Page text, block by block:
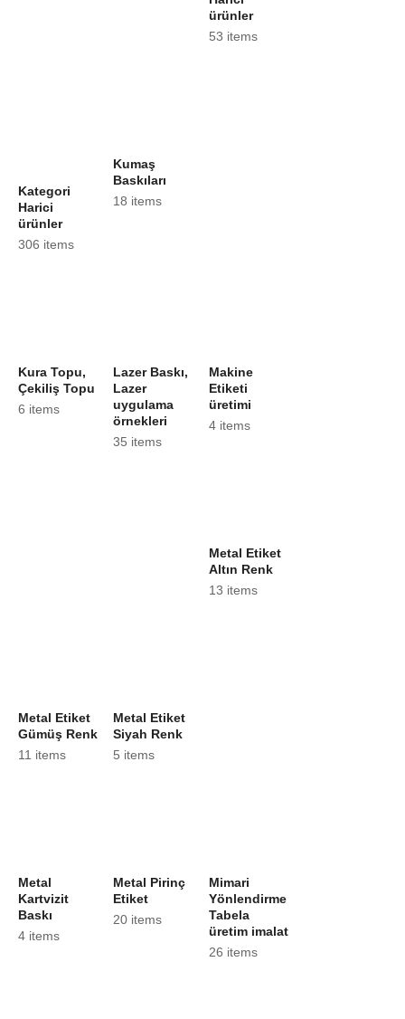
ürünler
53 items
Kategori
Harici
ürünler
306 items
Kumaş
Baskıları
18 items
Kura Topu,
Çekiliş Topu
6 items
Lazer Baskı,
Lazer
uygulama
örnekleri
35 items
Makine
Etiketi
üretimi
4 items
Metal Etiket
Altın Renk
13 items
Metal Etiket
Gümüş Renk
11 items
Metal Etiket
Siyah Renk
5 items
Metal
Kartvizit
Baskı
4 items
Metal Pirinç
Etiket
20 items
Mimari
Yönlendirme
Tabela
üretim imalat
26 items